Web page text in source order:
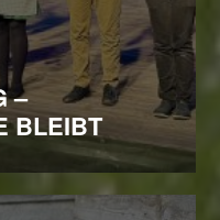
–
BLEIBT